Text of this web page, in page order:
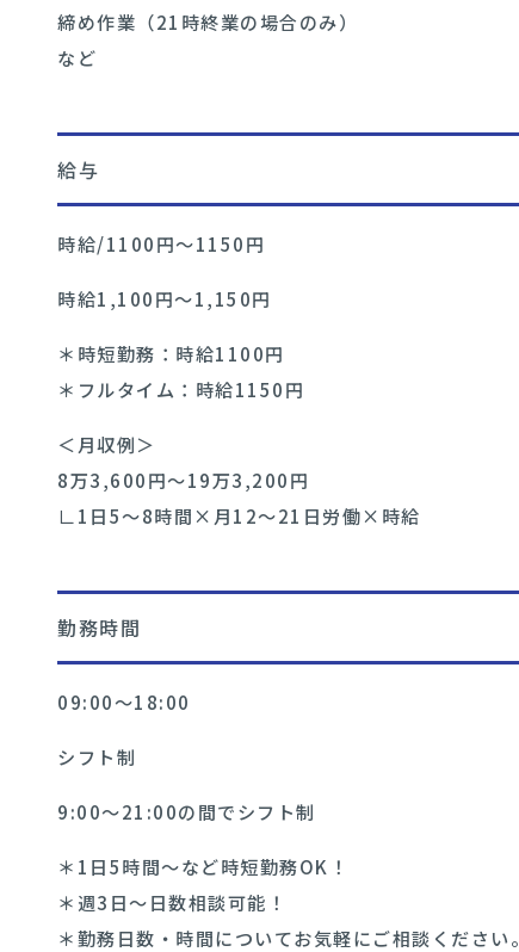
締め作業（21時終業の場合のみ）
など
給与
時給/1100円〜1150円
時給1,100円〜1,150円
＊時短勤務：時給1100円
＊フルタイム：時給1150円
＜月収例＞
8万3,600円～19万3,200円
∟1日5～8時間×月12～21日労働×時給
勤務時間
09:00〜18:00
シフト制
9:00～21:00の間でシフト制
＊1日5時間～など時短勤務OK！
＊週3日～日数相談可能！
＊勤務日数・時間についてお気軽にご相談ください。